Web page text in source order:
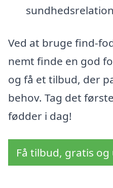
Ved at bruge find-
nemt finde en god
og få et tilbud, der
behov. Tag det
fødder i dag!
Få tilbud, gratis